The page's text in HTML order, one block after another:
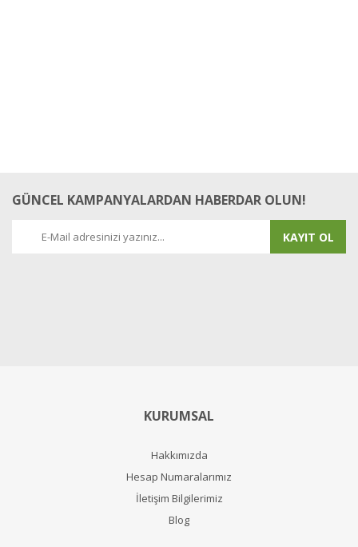
GÜNCEL KAMPANYALARDAN HABERDAR OLUN!
KAYIT OL
KURUMSAL
Hakkımızda
Hesap Numaralarımız
İletişim Bilgilerimiz
Blog